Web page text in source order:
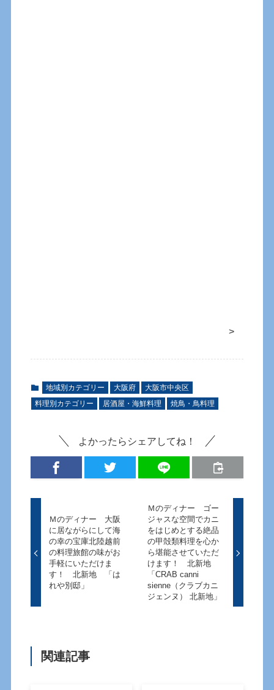
>
地域別カテゴリー 大阪府
大阪市中央区
料理別カテゴリー
居酒屋・海鮮料理 焼鳥・鳥料理
よかったらシェアしてね！
Ｍのディナー 大阪
に居ながらにして海
の幸の宝庫北陸越前
の料理旅館の味がお
手軽にいただけま
す！ 北新地 「は
れや別邸」
Ｍのディナー ゴー
ジャスな空間でカニ
をはじめとする絶品
の甲殻類料理を心か
ら堪能させていただ
けます！ 北新地
「CRAB canni
sienne（クラブカニ
ジェンヌ） 北新地」
関連記事